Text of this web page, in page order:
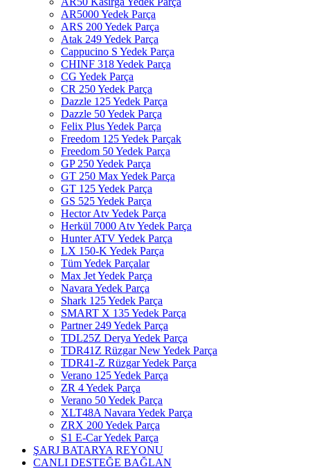
AR5000 Yedek Parça
ARS 200 Yedek Parça
Atak 249 Yedek Parça
Cappucino S Yedek Parça
CHINF 318 Yedek Parça
CG Yedek Parça
CR 250 Yedek Parça
Dazzle 125 Yedek Parça
Dazzle 50 Yedek Parça
Felix Plus Yedek Parça
Freedom 125 Yedek Parçak
Freedom 50 Yedek Parça
GP 250 Yedek Parça
GT 250 Max Yedek Parça
GT 125 Yedek Parça
GS 525 Yedek Parça
Hector Atv Yedek Parça
Herkül 7000 Atv Yedek Parça
Hunter ATV Yedek Parça
LX 150-K Yedek Parça
Tüm Yedek Parçalar
Max Jet Yedek Parça
Navara Yedek Parça
Shark 125 Yedek Parça
SMART X 135 Yedek Parça
Partner 249 Yedek Parça
TDL25Z Derya Yedek Parça
TDR41Z Rüzgar New Yedek Parça
TDR41-Z Rüzgar Yedek Parça
Verano 125 Yedek Parça
ZR 4 Yedek Parça
Verano 50 Yedek Parça
XLT48A Navara Yedek Parça
ZRX 200 Yedek Parça
S1 E-Car Yedek Parça
ŞARJ BATARYA REYONU
CANLI DESTEĞE BAĞLAN